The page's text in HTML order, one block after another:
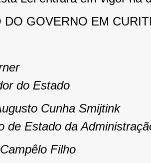
DO GOVERNO EM
do Estado
Cunha Smijtink
de Estado da
Filho